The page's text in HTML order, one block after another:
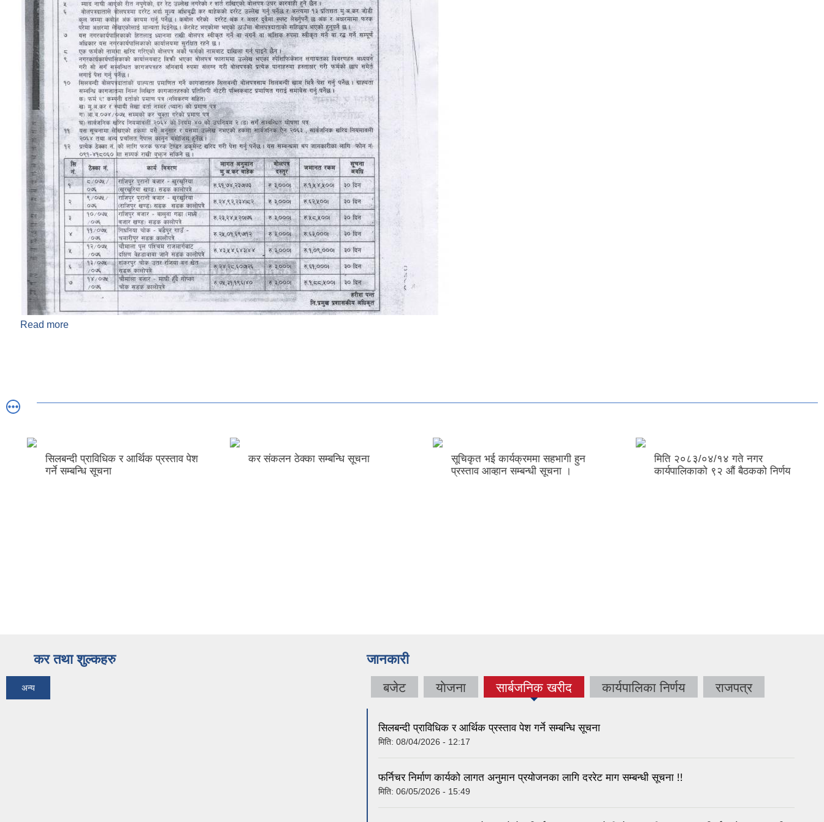
Read more
सिलबन्दी प्राविधिक र आर्थिक प्रस्ताव पेश
गर्ने सम्बन्धि सूचना
कर संकलन ठेक्का सम्बन्धि सूचना
सूचिकृत भई कार्यक्रममा सहभागी हुन
प्रस्ताव आव्हान सम्बन्धी सूचना ।
मिति २०८३/०४/१४ गते नगर
कार्यपालिकाको ९२ ‌‍औं बैठकको निर्णय
कर तथा शुल्कहरु
अन्य
जानकारी
बजेट याेजना सार्बजनिक खरीद
(active tab) कार्यपालिका निर्णय राजपत्र
सिलबन्दी प्राविधिक र आर्थिक प्रस्ताव पेश गर्ने सम्बन्धि सूचना
मिति: 08/04/2026 - 12:17
फर्निचर निर्माण कार्यको लागत अनुमान प्रयोजनका लागि दररेट माग सम्बन्धी सूचना !!
मिति: 06/05/2026 - 15:49